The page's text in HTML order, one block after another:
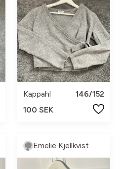
Kappahl
146/152
100 SEK
Emelie Kjellkvist